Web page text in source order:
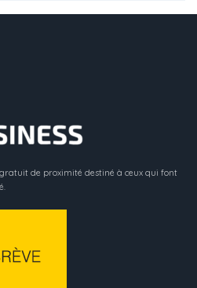
de proximité destiné à ceux qui font